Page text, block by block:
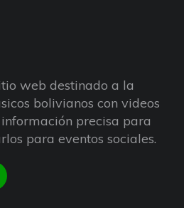
web destinado a la
bolivianos con videos
precisa para
para eventos sociales.